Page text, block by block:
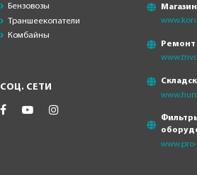
Бензовозы
Траншеекопатели
Комбайны
СОЦ. СЕТИ
Ремонт